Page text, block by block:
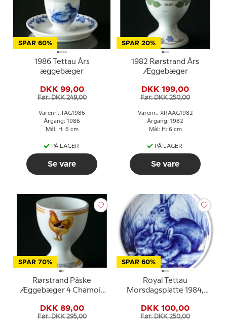
SPAR 60%
1986 Tettau Års
æggebæger
DKK 99,00
Før: DKK 249,00
Varenr.: TAG1986
Årgang: 1986
Mål: H: 6 cm
PÅ LAGER
Se vare
SPAR 20%
1982 Rørstrand Års
Æggebæger
DKK 199,00
Før: DKK 250,00
Varenr.: XRAAG1982
Årgang: 1982
Mål: H: 6 cm
PÅ LAGER
Se vare
SPAR 70%
Rørstrand Påske
Æggebæger 4 Chamois
DKK 89,00
Før: DKK 295,00
SPAR 60%
Royal Tettau
Morsdagsplatte 1984,
kaninunger
DKK 100,00
Før: DKK 250,00